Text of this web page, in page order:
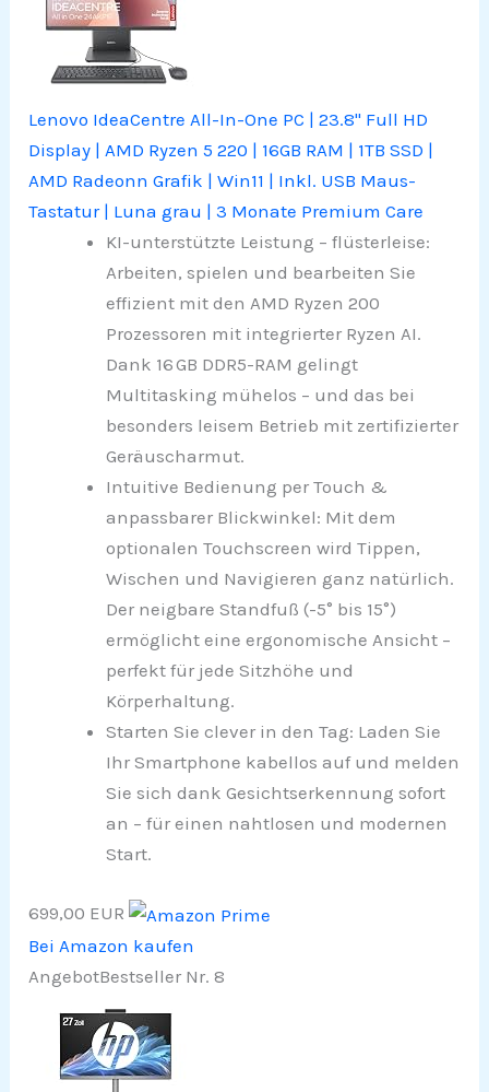
Lenovo IdeaCentre All-In-One PC | 23.8" Full HD
Display | AMD Ryzen 5 220 | 16GB RAM | 1TB SSD |
AMD Radeonn Grafik | Win11 | Inkl. USB Maus-
Tastatur | Luna grau | 3 Monate Premium Care
KI-unterstützte Leistung – flüsterleise:
Arbeiten, spielen und bearbeiten Sie
effizient mit den AMD Ryzen 200
Prozessoren mit integrierter Ryzen AI.
Dank 16 GB DDR5-RAM gelingt
Multitasking mühelos – und das bei
besonders leisem Betrieb mit zertifizierter
Geräuscharmut.
Intuitive Bedienung per Touch &
anpassbarer Blickwinkel: Mit dem
optionalen Touchscreen wird Tippen,
Wischen und Navigieren ganz natürlich.
Der neigbare Standfuß (-5° bis 15°)
ermöglicht eine ergonomische Ansicht –
perfekt für jede Sitzhöhe und
Körperhaltung.
Starten Sie clever in den Tag: Laden Sie
Ihr Smartphone kabellos auf und melden
Sie sich dank Gesichtserkennung sofort
an – für einen nahtlosen und modernen
Start.
699,00 EUR
Bei Amazon kaufen
AngebotBestseller Nr. 8